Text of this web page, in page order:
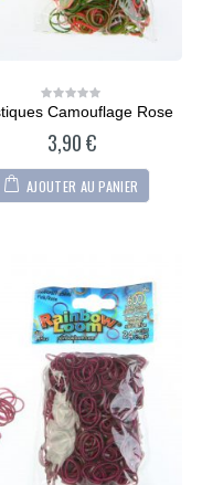
0
of
Camouflage Rose
3,90€
AJOUTER AU PANIER